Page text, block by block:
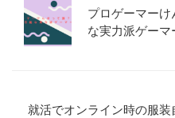
プロゲーマー
な実力派ゲーマ
就活でオンライン時の服